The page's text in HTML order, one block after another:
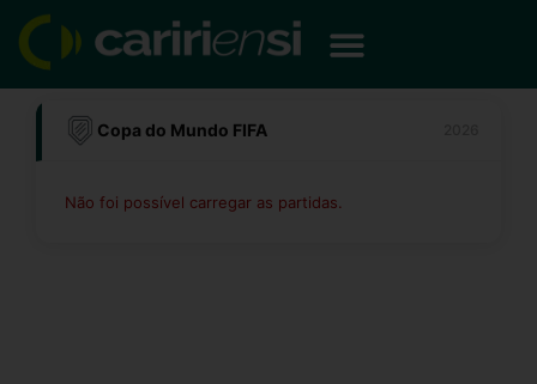
para
conteúdo
Copa do Mundo FIFA
Não foi possível carregar as partidas.